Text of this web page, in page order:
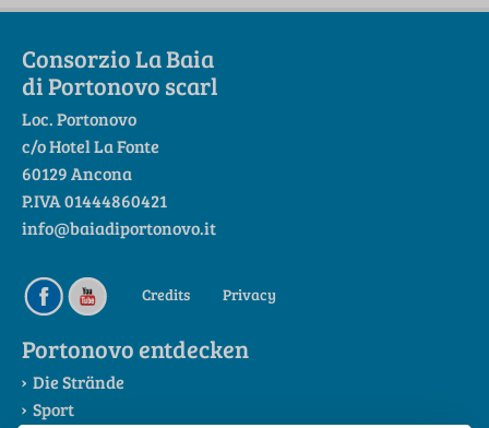
Consorzio La Baia
di Portonovo scarl
Loc. Portonovo
c/o Hotel La Fonte
60129 Ancona
P.IVA 01444860421
info@baiadiportonovo.it
Credits Privacy
Portonovo entdecken
Die Strände
Sport